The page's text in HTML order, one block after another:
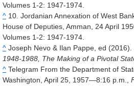
Volumes 1-2: 1947-1974.
^ 10. Jordanian Annexation of West
House of Deputies, Amman, 24 April
Volumes 1-2: 1947-1974.
^ Joseph Nevo & Ilan Pappe, ed (2016).
1948-1988, The Making of a Pivotal
^ Telegram From the Department of
Washington, April 25, 1957—8:16 p.m.,